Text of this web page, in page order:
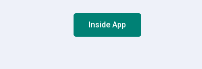
Inside App